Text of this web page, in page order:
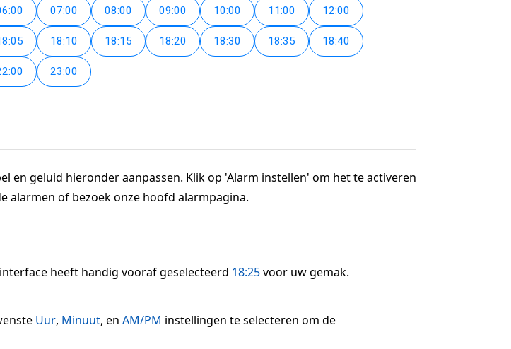
07:00 08:00 09:00 10:00 11:00 12:00
18:10 18:15 18:20 18:30 18:35 18:40
23:00
en geluid hieronder aanpassen. Klik op 'Alarm instellen' om het te activeren
alarmen of bezoek onze hoofd alarmpagina.
heeft handig vooraf geselecteerd 18:25voor uw gemak.
Uur, Minuut, en AM/PM instellingen te selecteren om de